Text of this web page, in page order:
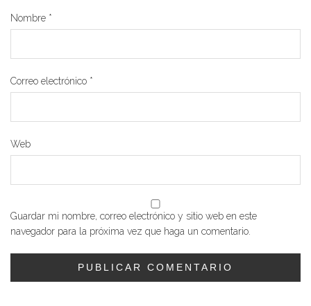
Nombre *
Correo electrónico *
Web
Guardar mi nombre, correo electrónico y sitio web en este
navegador para la próxima vez que haga un comentario.